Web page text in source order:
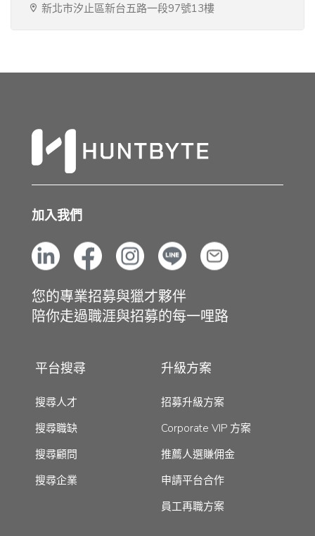
新北市汐止區新台五路一段97號13樓
加入我們
您的專業招募與獵才夥伴
陪你走過職涯與招募的每一哩路
平台搜尋
搜尋人才
搜尋職缺
搜尋顧問
搜尋企業
升級方案
招募升級方案
Corporate VIP 方案
推薦人選賺佣金
申請平台合作
員工再職方案